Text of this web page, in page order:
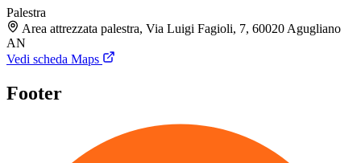
Palestra
Area attrezzata palestra, Via Luigi Fagioli, 7, 60020 Agugliano
AN
Vedi scheda Maps
Footer